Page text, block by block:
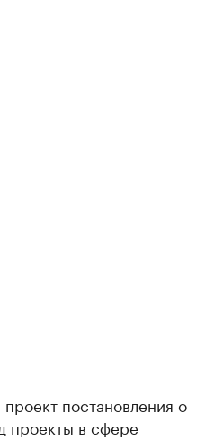
постановления о
проекты в сфере